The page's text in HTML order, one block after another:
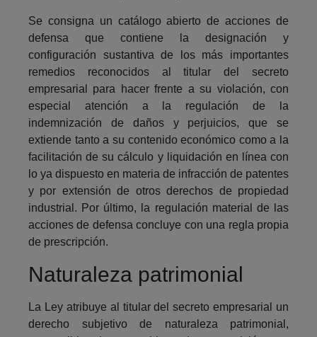
Se consigna un catálogo abierto de acciones de
defensa que contiene la designación y
configuración sustantiva de los más importantes
remedios reconocidos al titular del secreto
empresarial para hacer frente a su violación, con
especial atención a la regulación de la
indemnización de daños y perjuicios, que se
extiende tanto a su contenido económico como a la
facilitación de su cálculo y liquidación en línea con
lo ya dispuesto en materia de infracción de patentes
y por extensión de otros derechos de propiedad
industrial. Por último, la regulación material de las
acciones de defensa concluye con una regla propia
de prescripción.
Naturaleza patrimonial
La Ley atribuye al titular del secreto empresarial un
derecho subjetivo de naturaleza patrimonial,